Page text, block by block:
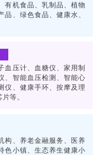
有机食品、乳制品、植物
品、绿色食品、健康水、
血压计、血糖仪、家用制
、智能血压检测、智能心
仪、健康手环、按摩及理
等。
构、养老金融服务、医养
色小镇、生态养生健康小